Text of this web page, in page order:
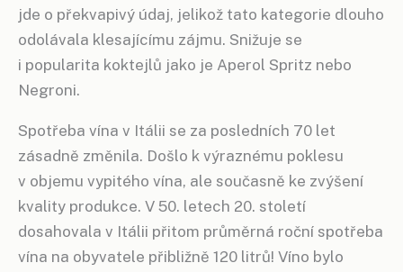
jde o překvapivý údaj, jelikož tato kategorie dlouho
odolávala klesajícímu zájmu. Snižuje se
i popularita koktejlů jako je Aperol Spritz nebo
Negroni.
Spotřeba vína v Itálii se za posledních 70 let
zásadně změnila. Došlo k výraznému poklesu
v objemu vypitého vína, ale současně ke zvýšení
kvality produkce. V 50. letech 20. století
dosahovala v Itálii přitom průměrná roční spotřeba
vína na obyvatele přibližně 120 litrů! Víno bylo